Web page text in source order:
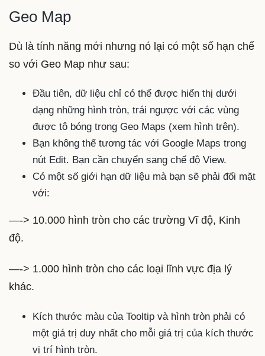
Geo Map
Dù là tính năng mới nhưng nó lại có một số hạn chế
so với Geo Map như sau:
Đầu tiên, dữ liệu chỉ có thể được hiển thị dưới
dạng những hình tròn, trái ngược với các vùng
được tô bóng trong Geo Maps (xem hình trên).
Bạn không thể tương tác với Google Maps trong
nút Edit. Bạn cần chuyển sang chế độ View.
Có một số giới hạn dữ liệu mà bạn sẽ phải đối mặt
với:
—-> 10.000 hình tròn cho các trường Vĩ độ, Kinh
độ.
—-> 1.000 hình tròn cho các loại lĩnh vực địa lý
khác.
Kích thước màu của Tooltip và hình tròn phải có
một giá trị duy nhất cho mỗi giá trị của kích thước
vị trí hình tròn.